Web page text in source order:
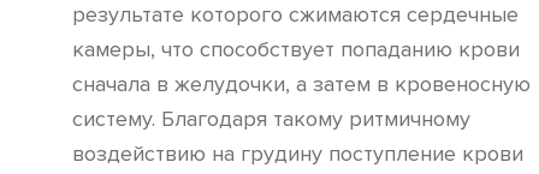
результате которого сжимаются сердечные
камеры, что способствует попаданию крови
сначала в желудочки, а затем в кровеносную
систему. Благодаря такому ритмичному
воздействию на грудину поступление крови